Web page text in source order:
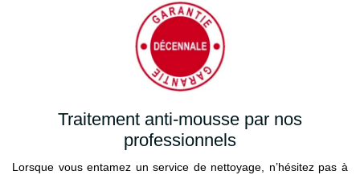
Traitement anti-mousse par nos
professionnels
Lorsque vous entamez un service de nettoyage, n’hésitez pas à